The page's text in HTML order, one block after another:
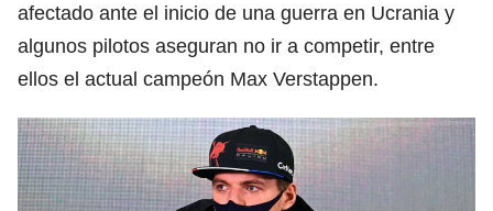
afectado ante el inicio de una guerra en Ucrania y
algunos pilotos aseguran no ir a competir, entre
ellos el actual campeón Max Verstappen.